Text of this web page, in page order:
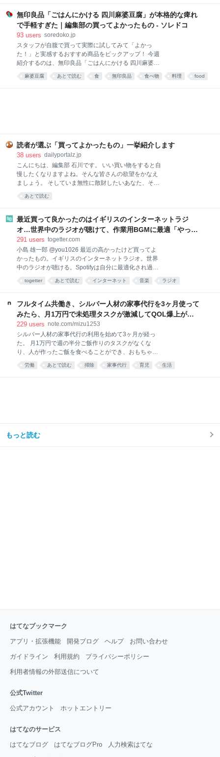
していなか
無印良品「ごはんにかける 四川麻婆豆腐」が本格的な痺れ
で手軽すぎた｜編集部の買ってよかったもの - ソレドコ
93 users soredoko.jp
スタッフが自腹で買って実際に試してみて「よかっ
た！」と実感するおすすめ商品をピックアップ！ 今週
紹介するのは、無印良品「ごはんにかける 四川麻婆豆
本格四川の味が楽しめます。暑くて料理が億劫な日
調理するのは、面倒くさい。特に夏は外出するのも調
理するのも暑くて億劫。そんなときでも、手軽に本格
麻婆豆腐が味わえるのがこちらの商品です。 熱湯で約
4〜5分あたためて（電子レンジであたためる場合は
500Wで約2分）、ご飯にかけるだけ。初めて食べたと
きは、正
麻婆豆腐 あとで読む 食 無印良品 食べ物 料理 food
読者が選ぶ「買ってよかったもの」一挙紹介します
38 users dailyportalz.jp
こんにちは、編集部 石川です。 いい買い物をすると自
慢したくなりますよね。そんな皆さんの欲望をかなえ
ましょう。 そしていま無性に散財したいあなた、そん
主義の手先となった我々人類にもたらされる癒しのひ
もの」です。 ただいまAmazonが7/13(月)いっぱいま
で、プライムデーの大型セール中（現在は先行セー
ル）なので、琴線に触れた方はどしどしお買い求めく
ださい。 ※このページのリンクからご購入いただくと
一部収益がサイトに還元され運営費になります。あり
がとうございます！
あとで読む
最近買って良かったのはイギリスのインターネットラジ
オ…世界中のラジオが聴けて、作業用BGMに最適「やっぱ
り物理的な機械」「この質感で鎮座してくれるのがいい」
291 users togetter.com
小島 雄一郎 @you1026 最近の高かったけど買ってよ
かったもの。イギリスのインターネットラジオ。世界
中のラジオが聴ける。Spotifyは自分に最適化され過ぎ
と、その国の雰囲気とかと一緒に音楽が流れてくる。
こっちがいい。 pic.x.com/Qf4rbfrpij 2026-06-28
10:48:11
togetter あとで読む インターネット 音楽 ラジオ
フルタイム共働き、シルバー人材の家事代行を3ヶ月使って
みたら、月1万円で未処理タスクが激減してQOL爆上がり
した話。｜みず
229 users note.com/mizu1253
シルバー人材の家事代行の利用を始めて3ヶ月が経っ
た。 月1万円で週の半分ご飯作りのタスクがなくな
り、人が作ったご飯を食べることができ、おもちゃが
なくなり、トイレ掃除は頻度が半分くらいになった。
が1人。 毎日時間との戦い。 私は仕事終わりに家事を
楽しくテキパキとできる方ではない。ついだらけてし
労働 あとで読む 掃除 家事代行 育児 生活
もっと読む
はてなブックマーク
アプリ・拡張機能 開発ブログ ヘルプ お問い合わせ
ガイドライン 利用規約 プライバシーポリシー
利用者情報の外部送信について
公式Twitter
公式アカウント ホットエントリー
はてなのサービス
はてなブログ はてなブログPro 人力検索はてな